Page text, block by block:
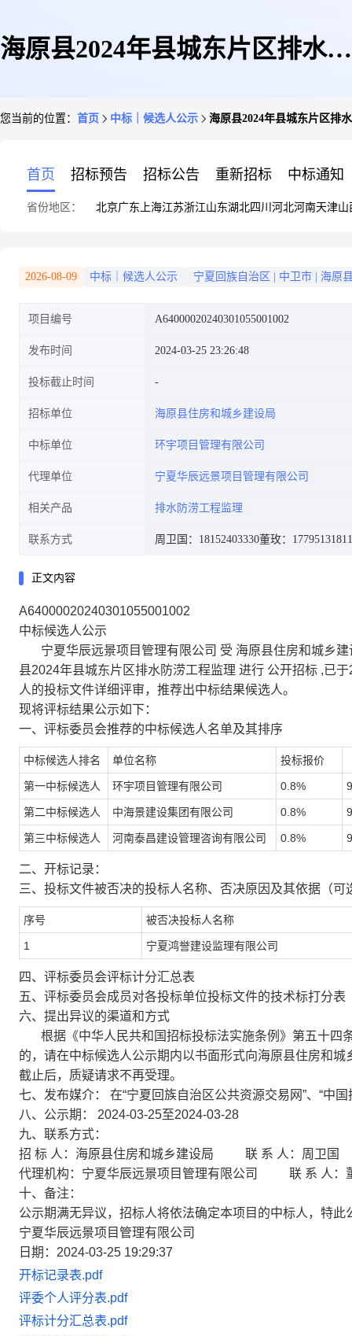
海原县2024年县城东片区排水防
您当前的位置： 首页 中标｜候选人公示 海原县2024年县城东片区排
首页 招标预告 招标公告 重新招标 中标通知
省份地区： 北京广东 上海江苏浙江山东湖北四川 河北河南天津山
2026-08-09 中标｜候选人公示 宁夏回族自治区 中卫市 海原
项目编号 A64000020240301055001002
发布时间 2024-03-25 23:26:48
投标截止时间
招标单位 海原县住房和城乡建设局
中标单位 环宇项目管理有限公司
代理单位 宁夏华辰远景项目管理有限公司
相关产品 排水防涝工程监理
联系方式 周卫国：18152403330董玫：17795131811
正文内容
A64000020240301055001002
中标候选人公示
宁夏华辰远景项目管理有限公司 受 海原县住房和城乡建
县2024年县城东片区排水防涝工程监理 进行 公开招标 ,已
人的投标文件详细评审，推荐出中标结果候选人。
现将评标结果公示如下：
一、评标委员会推荐的中标候选人名单及其排序
中标候选人排名 单位名称 投标报价
第一中标候选人 环宇项目管理有限公司 0.8%
第二中标候选人 中海景建设集团有限公司 0.8%
第三中标候选人 河南泰昌建设管理咨询有限公司 0.8%
二、开标记录：
三、投标文件被否决的投标人名称、否决原因及其依据（可
序号 被否决投标人名称
1 宁夏鸿誉建设监理有限公司
四、评标委员会评标计分汇总表
五、评标委员会成员对各投标单位投标文件的技术标打分表
六、提出异议的渠道和方式
根据《中华人民共和国招标投标法实施条例》第五十四
的，请在中标候选人公示期内以书面形式向海原县住房和
截止后，质疑请求不再受理。
七、发布媒介： 在“宁夏回族自治区公共资源交易网”、“中
八、公示期： 2024-03-25至2024-03-28
九、联系方式：
招 标 人：海原县住房和城乡建设局 联 系 人：周卫
代理机构：宁夏华辰远景项目管理有限公司 联 系 人
十、备注：
公示期满无异议，招标人将依法确定本项目的中标人，特此
宁夏华辰远景项目管理有限公司
日期：2024-03-25 19:29:37
开标记录表.pdf
评委个人评分表.pdf
评标计分汇总表.pdf